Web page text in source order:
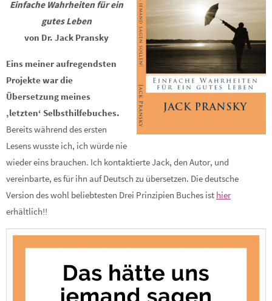
Einfache Wahrheiten für ein
gutes Leben
von Dr. Jack Pransky
Eins meiner aufregendsten
Projekte war die
Übersetzung meines
‚letzten‘ Selbsthilfebuches.
Bereits während des ersten
Lesens wusste ich, ich würde nie
wieder eins brauchen. Ich kontaktierte Jack, den Autor, und
vereinbarte, es für ihn auf Deutsch zu übersetzen. Die deutsche
Version des wohl beliebtesten Drei Prinzipien Buches ist hier
erhältlich!!